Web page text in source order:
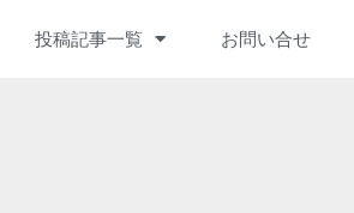
投稿記事一覧 お問い合せ